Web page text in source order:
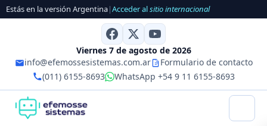
Estás en la versión Argentina|Acceder alsitio internacional
Viernes 7 de agosto de 2026
info@efemossesistemas.com.ar
Formulario de contacto
(011) 6155-8693
WhatsApp +54 9 11 6155-8693